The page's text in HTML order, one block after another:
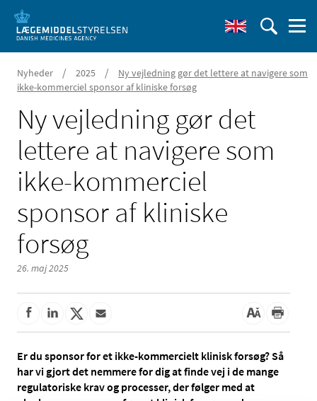
Nyheder / 2025 /
Ny vejledning gør det lettere at navigere som
ikke-kommerciel sponsor af kliniske forsøg
Ny vejledning gør det
lettere at navigere som
ikke-kommerciel
sponsor af kliniske
forsøg
26. maj 2025
Er du sponsor for et ikke-kommercielt klinisk forsøg? Så
har vi gjort det nemmere for dig at finde vej i de mange
regulatoriske krav og processer, der følger med at